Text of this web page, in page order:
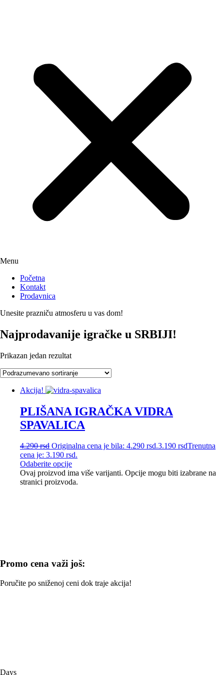
Menu
Početna
Kontakt
Prodavnica
Unesite prazniču atmosferu u vas dom!
Najprodavanije igračke u SRBIJI!
Prikazan jedan rezultat
Akcija!
PLIŠANA IGRAČKA VIDRA
SPAVALICA
4.290rsd Originalna cena je bila: 4.290 rsd.3.190 rsdTrenutna
cena je: 3.190 rsd.
Odaberite opcije
Ovaj proizvod ima više varijanti. Opcije mogu biti izabrane na
stranici proizvoda.
Promo cena važi još:
Poručite po sniženoj ceni dok traje akcija!
Days